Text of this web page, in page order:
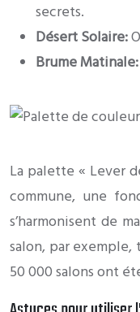
secrets.
Désert Solaire:
Brume Matinale:
La palette « Lever
commune, une
s’harmonisent de
salon, par
50 000 salons ont